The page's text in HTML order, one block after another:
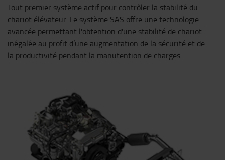
Tout premier système actif pour contrôler la stabilité du
chariot élévateur. Le système SAS offre une technologie
avancée permettant l'obtention d'une stabilité de chariot
inégalée au profit d’une augmentation de la sécurité et de
la productivité pendant la manutention de charges.